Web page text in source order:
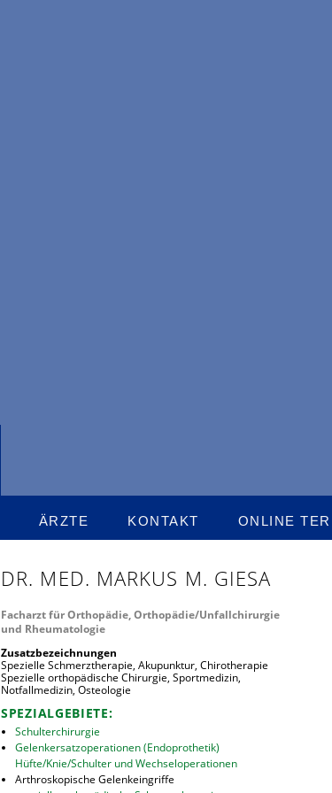
ÄRZTE KONTAKT ONLINE
DR. MED. MARKUS M. GIESA
Facharzt fürOrthopädie, Orthopädie/Unfallchirurgie
und Rheumatologie
Zusatzbezeichnungen
Spezielle Schmerztherapie, Akupunktur, Chirotherapie
Spezielle orthopädische Chirurgie, Sportmedizin,
Notfallmedizin, Osteologie
SPEZIALGEBIETE:
Schulterchirurgie
Gelenkersatzoperationen (Endoprothetik)
Hüfte/Knie/Schulter und Wechseloperationen
Arthroskopische Gelenkeingriffe